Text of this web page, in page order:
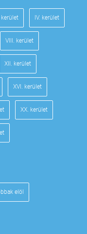
kerület IV. kerület
VIII. kerület
XII. kerület
XVI. kerület
XX. kerület
elöl